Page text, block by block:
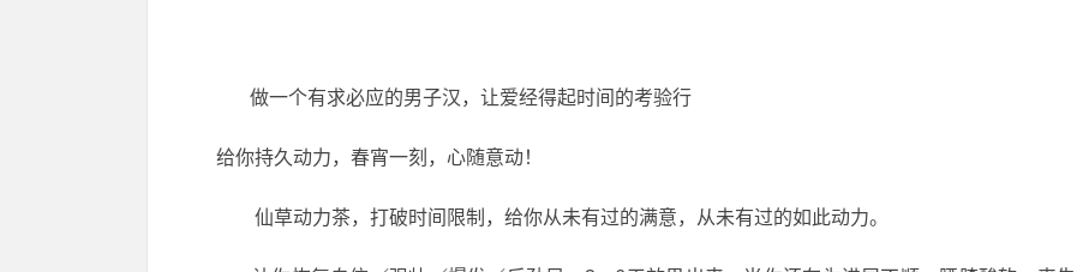
做一个有求必应的男子汉，让爱经得起时间的考验行
给你持久动力，春宵一刻，心随意动！
仙草动力茶，打破时间限制，给你从未有过的满意，从未有过的如此动力。